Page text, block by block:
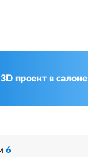
3D проект в салоне
6